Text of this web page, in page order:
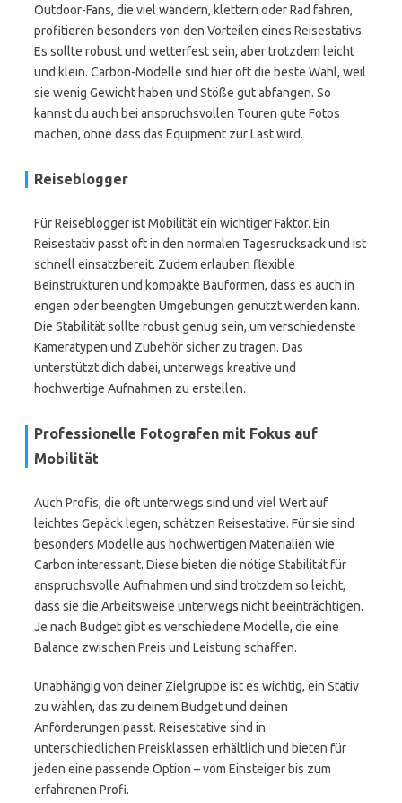
Outdoor-Fans, die viel wandern, klettern oder Rad fahren,
profitieren besonders von den Vorteilen eines Reisestativs.
Es sollte robust und wetterfest sein, aber trotzdem leicht
und klein. Carbon-Modelle sind hier oft die beste Wahl, weil
sie wenig Gewicht haben und Stöße gut abfangen. So
kannst du auch bei anspruchsvollen Touren gute Fotos
machen, ohne dass das Equipment zur Last wird.
Reiseblogger
Für Reiseblogger ist Mobilität ein wichtiger Faktor. Ein
Reisestativ passt oft in den normalen Tagesrucksack und ist
schnell einsatzbereit. Zudem erlauben flexible
Beinstrukturen und kompakte Bauformen, dass es auch in
engen oder beengten Umgebungen genutzt werden kann.
Die Stabilität sollte robust genug sein, um verschiedenste
Kameratypen und Zubehör sicher zu tragen. Das
unterstützt dich dabei, unterwegs kreative und
hochwertige Aufnahmen zu erstellen.
Professionelle Fotografen mit Fokus auf
Mobilität
Auch Profis, die oft unterwegs sind und viel Wert auf
leichtes Gepäck legen, schätzen Reisestative. Für sie sind
besonders Modelle aus hochwertigen Materialien wie
Carbon interessant. Diese bieten die nötige Stabilität für
anspruchsvolle Aufnahmen und sind trotzdem so leicht,
dass sie die Arbeitsweise unterwegs nicht beeinträchtigen.
Je nach Budget gibt es verschiedene Modelle, die eine
Balance zwischen Preis und Leistung schaffen.
Unabhängig von deiner Zielgruppe ist es wichtig, ein Stativ
zu wählen, das zu deinem Budget und deinen
Anforderungen passt. Reisestative sind in
unterschiedlichen Preisklassen erhältlich und bieten für
jeden eine passende Option – vom Einsteiger bis zum
erfahrenen Profi.